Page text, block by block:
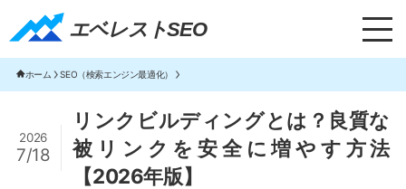
エベレストSEO
エベレストSEO｜TOP
ホーム SEO（検索エンジン最適化）
リンクビルディングとは？良質な
被リンクを安全に増やす方法
【2026年版】
2026
7/18